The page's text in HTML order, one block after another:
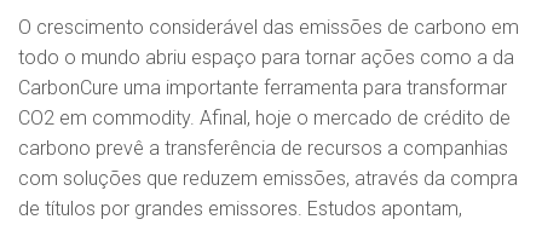
O crescimento considerável das emissões de carbono em
todo o mundo abriu espaço para tornar ações como a da
CarbonCure uma importante ferramenta para transformar
CO2 em commodity. Afinal, hoje o mercado de crédito de
carbono prevê a transferência de recursos a companhias
com soluções que reduzem emissões, através da compra
de títulos por grandes emissores. Estudos apontam,